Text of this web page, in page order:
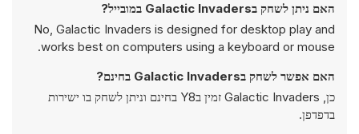
האם ניתן לשחק בGalactic Invaders במובייל?
No, Galactic Invaders is designed for desktop play and
works best on computers using a keyboard or mouse.
האם אפשר לשחק בGalactic Invaders בחינם?
כן, Galactic Invaders זמין בY8 בחינם וניתן לשחק בו ישירות
בדפדפן.